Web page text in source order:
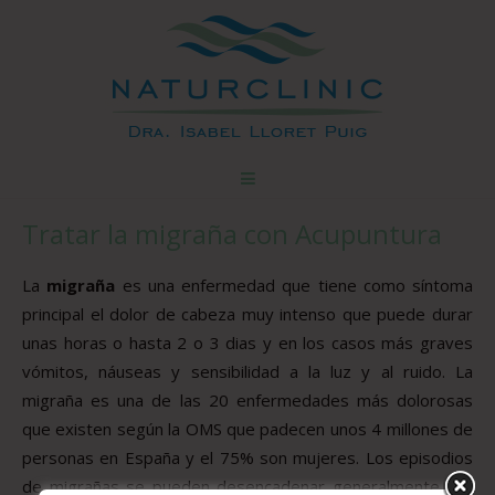
Tratar la migraña con Acupuntura
La migraña es una enfermedad que tiene como síntoma
principal el dolor de cabeza muy intenso que puede durar
unas horas o hasta 2 o 3 dias y en los casos más graves
vómitos, náuseas y sensibilidad a la luz y al ruido. La
migraña es una de las 20 enfermedades más dolorosas
que existen según la OMS que padecen unos 4 millones de
personas en España y el 75% son mujeres. Los episodios
de migrañas se pueden desencadenar generalmente por